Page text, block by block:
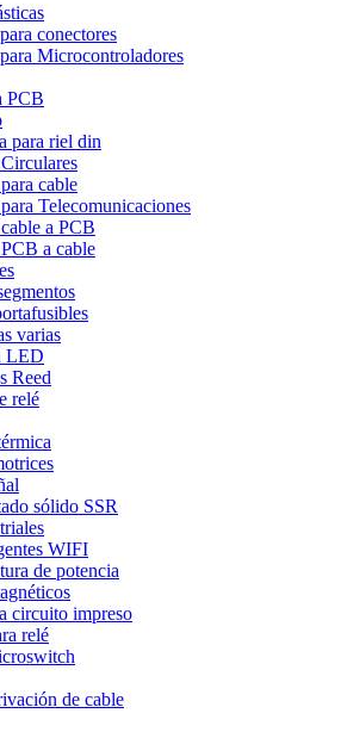
conectores
Microcontroladores
PCB
para riel din
cable
Telecomunicaciones
a PCB
a cable
varias
LED
Reed
relé
sólido SSR
WIFI
de potencia
circuito impreso
relé
de cable